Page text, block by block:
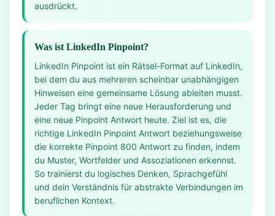
ausdrückt.
Was ist LinkedIn Pinpoint?
LinkedIn Pinpoint ist ein Rätsel-Format auf LinkedIn,
bei dem du aus mehreren scheinbar unabhängigen
Hinweisen eine gemeinsame Lösung ableiten musst.
Jeder Tag bringt eine neue Herausforderung und
eine neue Pinpoint Antwort heute. Ziel ist es, die
richtige LinkedIn Pinpoint Antwort beziehungsweise
die korrekte Pinpoint 800 Antwort zu finden, indem
du Muster, Wortfelder und Assoziationen erkennst.
So trainierst du logisches Denken, Sprachgefühl
und dein Verständnis für abstrakte Verbindungen im
beruflichen Kontext.